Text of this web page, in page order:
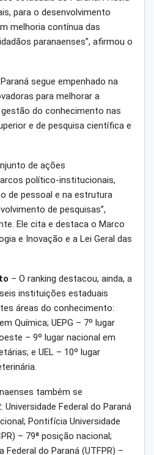
para o desenvolvimento
melhoria contínua das
paranaenses”, afirmou o
segue empenhado na
para melhorar a
do conhecimento nas
e de pesquisa científica e
de ações
político-institucionais,
de pessoal e na estrutura
de pesquisas”,
Ele cita e destaca o Marco
e Inovação e a Lei Geral das
– O ranking destacou, ainda, a
instituições estaduais
áreas do conhecimento:
Química; UEPG – 7º lugar
– 9º lugar nacional em
e UEL – 10º lugar
também se
Universidade Federal do Paraná
Pontifícia Universidade
– 79ª posição nacional;
Federal do Paraná (UTFPR) –